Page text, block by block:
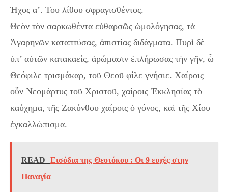
Ήχος α’. Του λίθου σφραγισθέντος.
Θεὸν τὸν σαρκωθέντα εὐθαρσῶς ὡμολόγησας, τὰ
Ἀγαρηνῶν καταπτύσας, ἀπιστίας διδάγματα. Πυρὶ δὲ
ὑπ’ αὐτῶν κατακαείς, ἀρώμασιν ἐπλήρωσας τὴν γῆν, ὦ
Θεόφιλε τρισμάκαρ, τοῦ Θεοῦ φίλε γνήσιε. Χαίροις
οὖν Νεομάρτυς τοῦ Χριστοῦ, χαίροις Ἐκκλησίας τὸ
καύχημα, τῆς Ζακύνθου χαίροις ὁ γόνος, καὶ τῆς Χίου
ἐγκαλλώπισμα.
READ
Εισόδια της Θεοτόκου : Οι 9 ευχές στην
Παναγία